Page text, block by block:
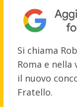
Si chiama
Roma e nella
il nuovo
Fratello.